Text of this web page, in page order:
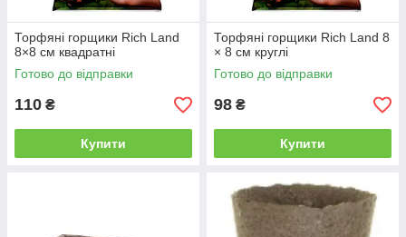
Торфяні горщики Rich Land
8×8 см квадратні
Готово до відправки
110 ₴
Купити
Торфяні горщики Rich Land 8
× 8 см круглі
Готово до відправки
98 ₴
Купити